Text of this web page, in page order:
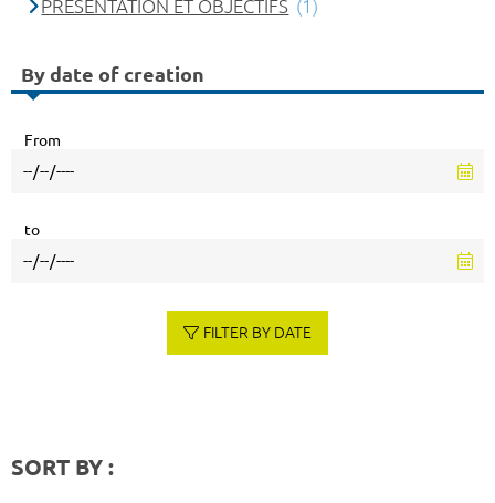
PRÉSENTATION ET OBJECTIFS (1)
By date of creation
From
to
FILTER BY DATE
SORT BY :